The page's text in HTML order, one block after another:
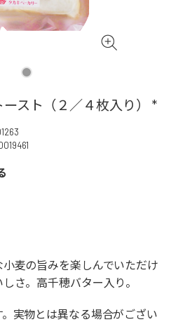
スト（２／４枚入り） *
麦の旨みを楽しんでいただけ
さ。高千穂バター入り。
実物とは異なる場合がござい